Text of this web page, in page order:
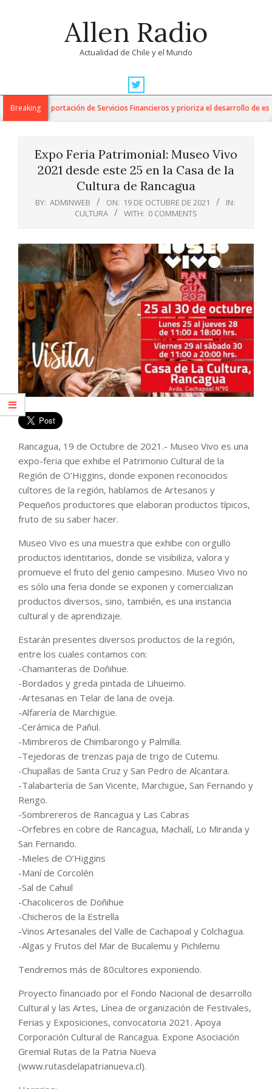
Allen Radio
Actualidad de Chile y el Mundo
Navigation
MenuBreaking
para la Exportación de Servicios Financieros y prioriza el desarrollo de esta
Expo Feria Patrimonial: Museo Vivo
2021 desde este 25 en la Casa de la
Cultura de Rancagua
BY: ADMINWEB ON: 19 DE OCTUBRE DE 2021
IN:
CULTURA
WITH: 0 COMMENTS
Rancagua, 19 de Octubre de 2021.- Museo Vivo es una
expo-feria que exhibe el Patrimonio Cultural de la
Región de O’Higgins, donde exponen reconocidos
cultores de la región, hablamos de Artesanos y
Pequeños productores que elaboran productos típicos,
fruto de su saber hacer.
Museo Vivo es una muestra que exhibe con orgullo
productos identitarios, donde se visibiliza, valora y
promueve el fruto del genio campesino. Museo Vivo no
es sólo una feria donde se exponen y comercializan
productos diversos, sino, también, es una instancia
cultural y de aprendizaje.
Estarán presentes diversos productos de la región,
entre los cuales contamos con:
-Chamanteras de Doñihue.
-Bordados y greda pintada de Lihueimo.
-Artesanas en Telar de lana de oveja.
-Alfarería de Marchigüe.
-Cerámica de Pañul.
-Mimbreros de Chimbarongo y Palmilla.
-Tejedoras de trenzas paja de trigo de Cutemu.
-Chupallas de Santa Cruz y San Pedro de Alcantara.
-Talabartería de San Vicente, Marchigüe, San Fernando y
Rengo.
-Sombrereros de Rancagua y Las Cabras
-Orfebres en cobre de Rancagua, Machalí, Lo Miranda y
San Fernando.
-Mieles de O’Higgins
-Maní de Corcolén
-Sal de Cahuil
-Chacoliceros de Doñihue
-Chicheros de la Estrella
-Vinos Artesanales del Valle de Cachapoal y Colchagua.
-Algas y Frutos del Mar de Bucalemu y Pichilemu
Tendremos más de 80cultores exponiendo.
Proyecto financiado por el Fondo Nacional de desarrollo
Cultural y las Artes, Línea de organización de Festivales,
Ferias y Exposiciones, convocatoria 2021. Apoya
Corporación Cultural de Rancagua. Expone Asociación
Gremial Rutas de la Patria Nueva
(www.rutasdelapatrianueva.cl).